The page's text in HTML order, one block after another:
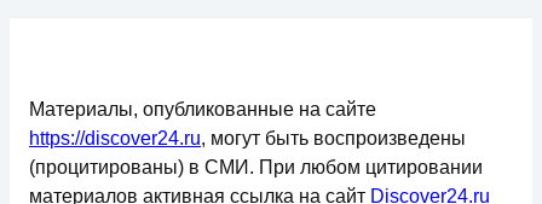
Материалы, опубликованные на сайте
https://discover24.ru, могут быть воспроизведены
(процитированы) в СМИ. При любом цитировании
материалов активная ссылка на сайт Discover24.ru